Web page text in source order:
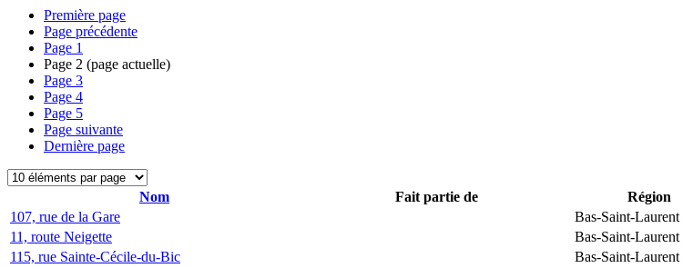
Première page
Page précédente
Page 1
Page 2 (page actuelle)
Page 3
Page 4
Page 5
Page suivante
Dernière page
Nom Fait partie de Région
107, rue de la Gare
Bas-Saint-Laurent
11, route Neigette
Bas-Saint-Laurent
115, rue Sainte-Cécile-du-Bic
Bas-Saint-Laurent